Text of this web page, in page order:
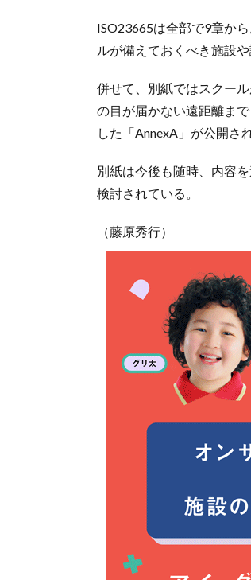
ISO23665は全部で9章か
ルが備えておくべき施設
併せて、別紙ではスクー
の目が届かない遠距離ま
した「AnnexA」が公開さ
別紙は今後も随時、内容
検討されている。
（藤原秀行）